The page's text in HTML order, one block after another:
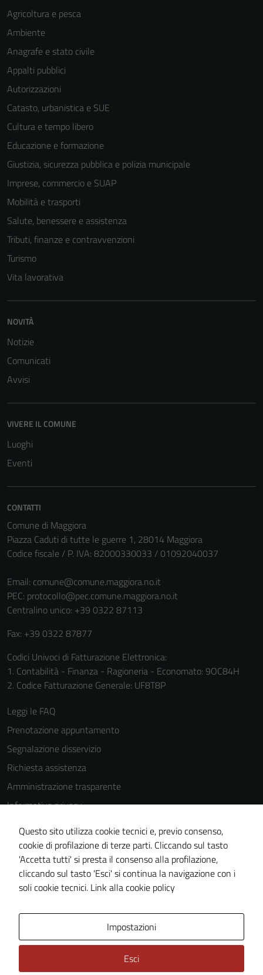
Agricoltura e pesca
Ambiente
Anagrafe e stato civile
Appalti pubblici
Autorizzazioni
Catasto, urbanistica e SUE
Cultura e tempo libero
Educazione e formazione
Giustizia, sicurezza pubblica e polizia municipale
Imprese, commercio e SUAP
Mobilità e trasporti
Salute, benessere e assistenza
Tributi, finanze e contravvenzioni
Turismo
Vita lavorativa
NOVITÀ
Notizie
Comunicati
Avvisi
VIVERE IL COMUNE
Luoghi
Eventi
CONTATTI
Comune di Maggiora
Piazza Caduti di tutte le guerre 1, 28014 Maggiora
Codice fiscale / P. IVA: 82000330033 / 01092040037
Email: comune@comune.maggiora.no.it
PEC: protocollo@pec.comune.maggiora.no.it
Centralino unico: +39 0322 87113
Fax: +39 0322 87877
Codici Univoci di Fatturazione Elettronica:
1. Contabilità - Finanza - Ragioneria - Economato: 9OC84H
2. Codice Fatturazione Generale: UF8T8P
Leggi le FAQ
Prenotazione appuntamento
Segnalazione disservizio
Richiesta assistenza
Amministrazione trasparente
Informativa privacy
Cookie Policy
Note legali
Dichiarazione di accessibilità
Piano di miglioramento del sito
Questo sito utilizza cookie tecnici e, previo consenso,
cookie di profilazione di terze parti. Cliccando sul tasto
'Accetta tutti' si presta il consenso alla profilazione,
cliccando sul tasto 'Esci' si continua la navigazione con i
soli cookie tecnici. Link alla cookie policy
Impostazioni
Esci
funzionamento